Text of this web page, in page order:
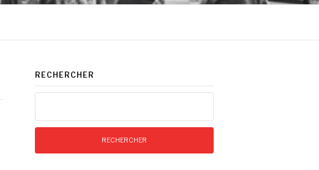
RECHERCHER